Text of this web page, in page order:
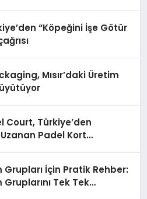
“Köpeğini İşe Götür
Mısır’daki Üretim
Court, Türkiye’den
Padel Kort
İçin Pratik Rehber:
Tek Tek